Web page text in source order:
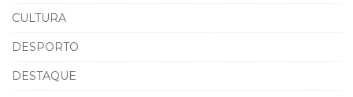
CULTURA
DESPORTO
DESTAQUE